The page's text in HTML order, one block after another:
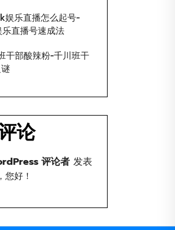
乐直播怎么起号-
直播号速成法
干部酸辣粉-千川班干
论
评论者 发表
您好！